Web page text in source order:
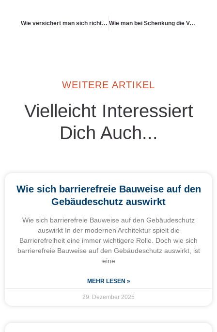
Wie versichert man sich richtig gegen Dachschäden Wie man bei Schenkung die Versicherung übernimmt
WEITERE ARTIKEL
Vielleicht Interessiert
Dich Auch...
Wie sich barrierefreie Bauweise auf den
Gebäudeschutz auswirkt
Wie sich barrierefreie Bauweise auf den Gebäudeschutz
auswirkt In der modernen Architektur spielt die
Barrierefreiheit eine immer wichtigere Rolle. Doch wie sich
barrierefreie Bauweise auf den Gebäudeschutz auswirkt, ist
eine
MEHR LESEN »
29. Dezember 2025